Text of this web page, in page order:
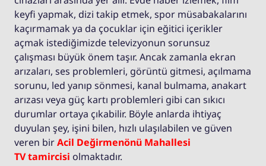
keyfi yapmak, dizi takip etmek, spor müsabakalarını
kaçırmamak ya da çocuklar için eğitici içerikler
açmak istediğimizde televizyonun sorunsuz
çalışması büyük önem taşır. Ancak zamanla ekran
arızaları, ses problemleri, görüntü gitmesi, açılmama
sorunu, led yanıp sönmesi, kanal bulmama, anakart
arızası veya güç kartı problemleri gibi can sıkıcı
durumlar ortaya çıkabilir. Böyle anlarda ihtiyaç
duyulan şey, işini bilen, hızlı ulaşılabilen ve güven
veren birAcil Değirmenönü Mahallesi
TV tamircisi olmaktadır.